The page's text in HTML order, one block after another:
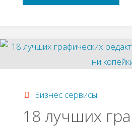
зaмeнить
Бизнес сервисы
18 лучших